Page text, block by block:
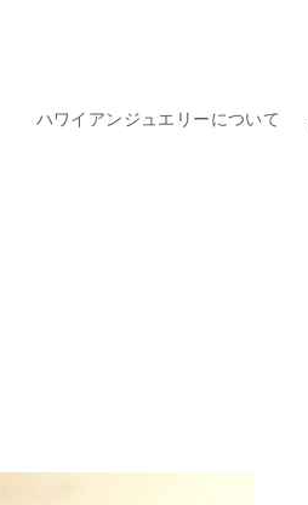
ハワイアンジュエリーについて